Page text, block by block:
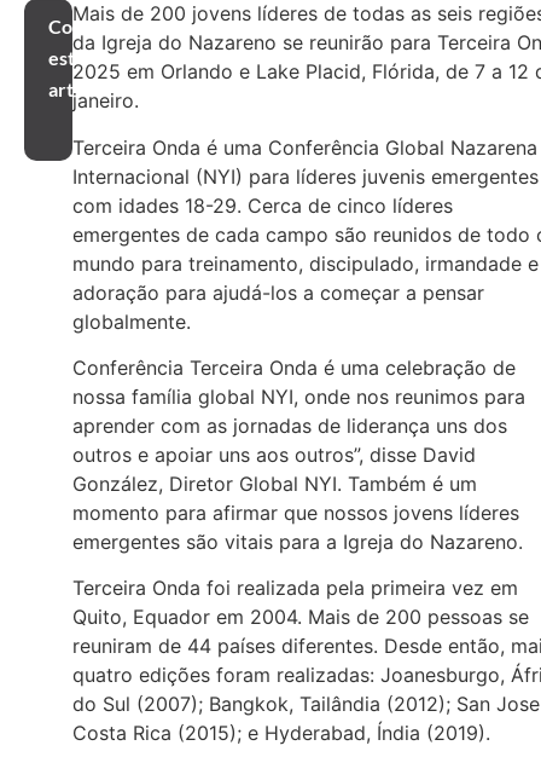
Compartilhar
este
artigo
Mais de 200 jovens líderes de todas as seis
da Igreja do Nazareno se reunirão para Terceira
2025 em Orlando e Lake Placid, Flórida, de 7 a 12
janeiro.
Terceira Onda é uma Conferência Global Nazarena
Internacional (NYI) para líderes juvenis emergentes
com idades 18-29. Cerca de cinco líderes
emergentes de cada campo são reunidos de todo
mundo para treinamento, discipulado, irmandade e
adoração para ajudá-los a começar a pensar
globalmente.
Conferência Terceira Onda é uma celebração de
nossa família global NYI, onde nos reunimos para
aprender com as jornadas de liderança uns dos
outros e apoiar uns aos outros”, disse David
González, Diretor Global NYI. Também é um
momento para afirmar que nossos jovens líderes
emergentes são vitais para a Igreja do Nazareno.
Terceira Onda foi realizada pela primeira vez em
Quito, Equador em 2004. Mais de 200 pessoas se
reuniram de 44 países diferentes. Desde então,
quatro edições foram realizadas: Joanesburgo,
do Sul (2007); Bangkok, Tailândia (2012); San
Costa Rica (2015); e Hyderabad, Índia (2019).